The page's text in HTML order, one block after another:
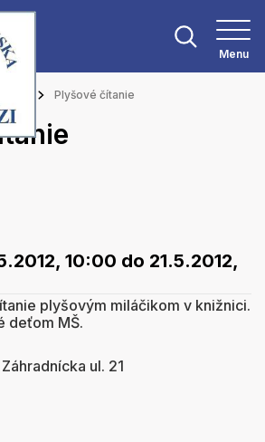
Menu
Plyšové čítanie
10:00 do 21.5.2012,
plyšovým miláčikom v knižnici.
deťom MŠ.
ul. 21